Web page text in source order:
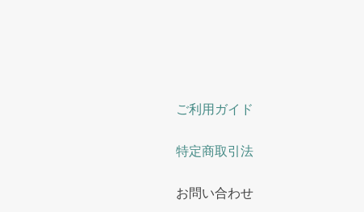
ご利用ガイド
特定商取引法
お問い合わせ